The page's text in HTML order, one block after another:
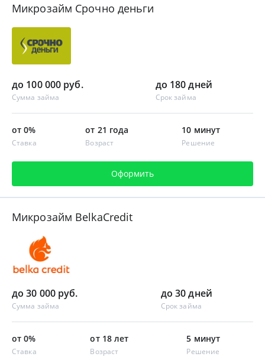
Микрозайм Срочно деньги
до 100 000 руб.
Сумма займа
до 180 дней
Срок займа
от 0%
Ставка
от 21 года
Возраст
10 минут
Решение
Оформить
Микрозайм BelkaCredit
до 30 000 руб.
Сумма займа
до 30 дней
Срок займа
от 0%
Ставка
от 18 лет
Возраст
5 минут
Решение